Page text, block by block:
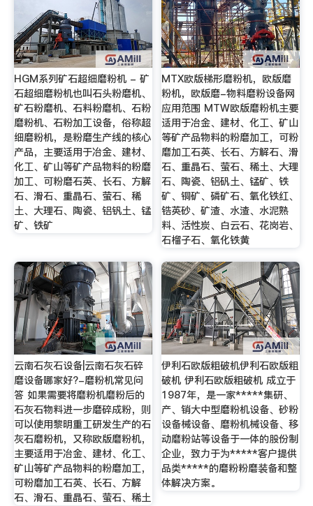
HGM系列矿石超细磨粉机 - 矿
石超细磨粉机也叫石头粉磨机、
矿石粉磨机、石料粉磨机、石粉
磨粉机、石粉加工设备，俗称超
细磨粉机，是粉磨生产线的核心
产品，主要适用于冶金、建材、
化工、矿山等矿产品物料的粉磨
加工、可粉磨石英、长石、方解
石、滑石、重晶石、萤石、稀
土、大理石、陶瓷、铝钒土、锰
矿、铁矿
MTX欧版梯形磨粉机，欧版磨
粉机，欧版磨-物料磨粉设备网
应用范围 MTW欧版磨粉机主要
适用于冶金、建材、化工、矿山
等矿产品物料的粉磨加工，可粉
磨加工石英、长石、方解石、滑
石、重晶石、萤石、稀土、大理
石、陶瓷、铝矾土、锰矿、铁
矿、铜矿、磷矿石、氧化铁红、
锆英砂、矿渣、水渣、水泥熟
料、活性炭、白云石、花岗岩、
石榴子石、氧化铁黄
云南石灰石设备|云南石灰石碎
磨设备哪家好?-磨粉机常见问
答 如果需要将磨粉机磨粉后的
石灰石物料进一步磨碎成粉，则
可以使用黎明重工研发生产的石
灰石磨粉机，又称欧版磨粉机，
主要适用于冶金、建材、化工、
矿山等矿产品物料的粉磨加工，
可粉磨加工石英、长石、方解
石、滑石、重晶石、萤石、稀土
伊利石欧版粗破机伊利石欧版粗
破机 伊利石欧版粗破机 成立于
1987年，是一家*****集研、
产、销大中型磨粉机设备、砂粉
设备械设备、磨粉机械设备、移
动磨粉站等设备于一体的股份制
企业，致力于为*****客户提供
品类*****的磨粉粉磨装备和整
体解决方案。